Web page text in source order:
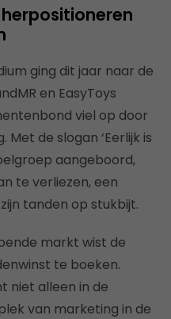
ging dit jaar naar de
en EasyToys
viel op door
de slogan ‘Eerlijk is
aangeboord,
te verliezen, een
tanden op stukbijt.
markt wist de
te boeken.
niet alleen in de
van marketing in de